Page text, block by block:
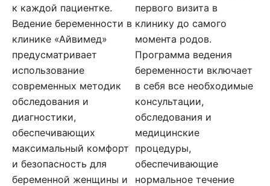
к каждой пациентке.
Ведение беременности в
клинике «Айвимед»
предусматривает
использование
современных методик
обследования и
диагностики,
обеспечивающих
максимальный комфорт
и безопасность для
беременной женщины и
первого визита в
клинику до самого
момента родов.
Программа ведения
беременности включает
в себя все необходимые
консультации,
обследования и
медицинские
процедуры,
обеспечивающие
нормальное течение